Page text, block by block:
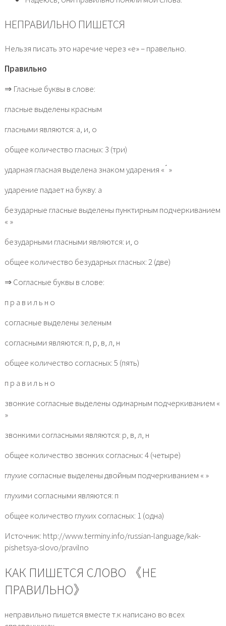
НЕПРАВИЛЬНО ПИШЕТСЯ
Нельзя писать это наречие через «е» – правельно.
Правильно
⇒ Гласные буквы в слове:
гласные выделены красным
гласными являются: а, и, о
общее количество гласных: 3 (три)
ударная гласная выделена знаком ударения « ́ »
ударение падает на букву: а
безударные гласные выделены пунктирным подчеркиванием
« »
безударными гласными являются: и, о
общее количество безударных гласных: 2 (две)
⇒ Согласные буквы в слове:
п р а в и л ь н о
согласные выделены зеленым
согласными являются: п, р, в, л, н
общее количество согласных: 5 (пять)
п р а в и л ь н о
звонкие согласные выделены одинарным подчеркиванием «
»
звонкими согласными являются: р, в, л, н
общее количество звонких согласных: 4 (четыре)
глухие согласные выделены двойным подчеркиванием « »
глухими согласными являются: п
общее количество глухих согласных: 1 (одна)
Источник: http://www.terminy.info/russian-language/kak-
pishetsya-slovo/pravilno
КАК ПИШЕТСЯ СЛОВО 《НЕ
ПРАВИЛЬНО》
неправильно пишется вместе т.к написано во всех